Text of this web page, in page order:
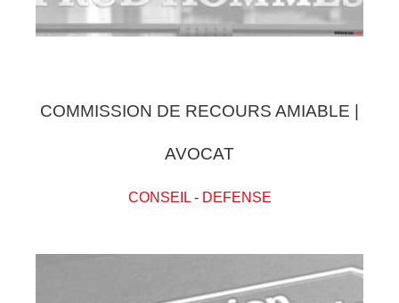
COMMISSION DE RECOURS AMIABLE |
AVOCAT
CONSEIL- DEFENSE